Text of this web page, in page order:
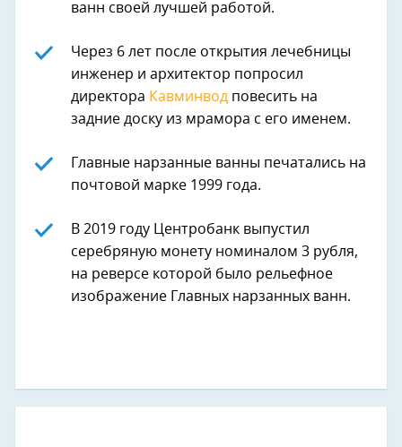
ванн своей лучшей работой.
Через 6 лет после открытия лечебницы
инженер и архитектор попросил
директора Кавминвод повесить на
задние доску из мрамора с его именем.
Главные нарзанные ванны печатались на
почтовой марке 1999 года.
В 2019 году Центробанк выпустил
серебряную монету номиналом 3 рубля,
на реверсе которой было рельефное
изображение Главных нарзанных ванн.